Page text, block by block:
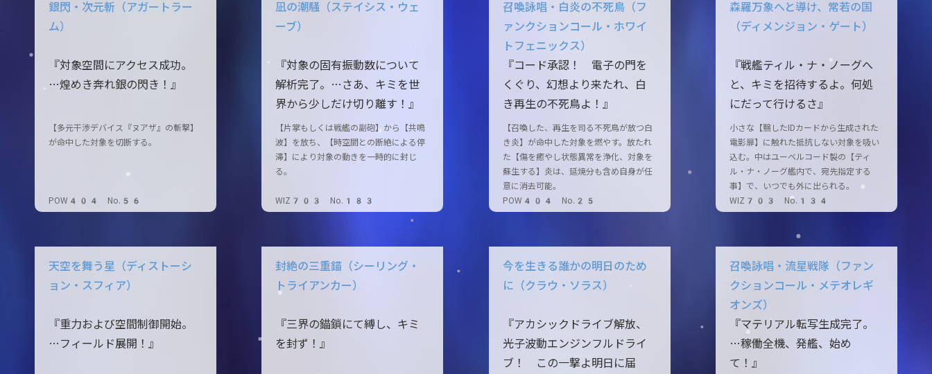
銀閃・次元斬（アガートラー
ム）
『対象空間にアクセス成功。
…煌めき奔れ銀の閃き！』
【多元干渉デバイス『ヌアザ』の斬撃】
が命中した対象を切断する。
POW404 No.56
凪の潮騒（ステイシス・ウェ
ーブ）
『対象の固有振動数について
解析完了。…さあ、キミを世
界から少しだけ切り離す！』
【片掌もしくは戦艦の副砲】から【共鳴
波】を放ち、【時空間との断絶による停
滞】により対象の動きを一時的に封じ
る。
WIZ703 No.183
召喚詠唱・白炎の不死鳥（フ
ァンクションコール・ホワイ
トフェニックス）
『コード承認！ 電子の門を
くぐり、幻想より来たれ、白
き再生の不死鳥よ！』
【召喚した、再生を司る不死鳥が放つ白
き炎】が命中した対象を燃やす。放たれ
た【傷を癒やし状態異常を浄化、対象を
蘇生する】炎は、延焼分も含め自身が任
意に消去可能。
POW404 No.25
森羅万象へと導け、常若の国
（ディメンジョン・ゲート）
『戦艦ティル・ナ・ノーグへ
と、キミを招待するよ。何処
にだって行けるさ』
小さな【翳したIDカードから生成された
電影扉】に触れた抵抗しない対象を吸い
込む。中はユーベルコード製の【ティ
ル・ナ・ノーグ艦内で、宛先指定する
事】で、いつでも外に出られる。
WIZ703 No.134
天空を舞う星（ディストーシ
ョン・スフィア）
『重力および空間制御開始。
…フィールド展開！』
封絶の三重錨（シーリング・
トライアンカー）
『三界の錨鎖にて縛し、キミ
を封ず！』
今を生きる誰かの明日のため
に（クラウ・ソラス）
『アカシックドライブ解放、
光子波動エンジンフルドライ
ブ！ この一撃よ明日に届
召喚詠唱・流星戦隊（ファン
クションコール・メテオレギ
オンズ）
『マテリアル転写生成完了。
…稼働全機、発艦、始め
て！』